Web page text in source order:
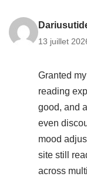
13 juillet
Granted
reading
good, and
even
mood
site still
across